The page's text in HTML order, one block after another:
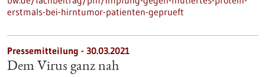
erstmals-bei-hirntumor-patienten-geprueft
Pressemitteilung - 30.03.2021
Dem Virus ganz nah